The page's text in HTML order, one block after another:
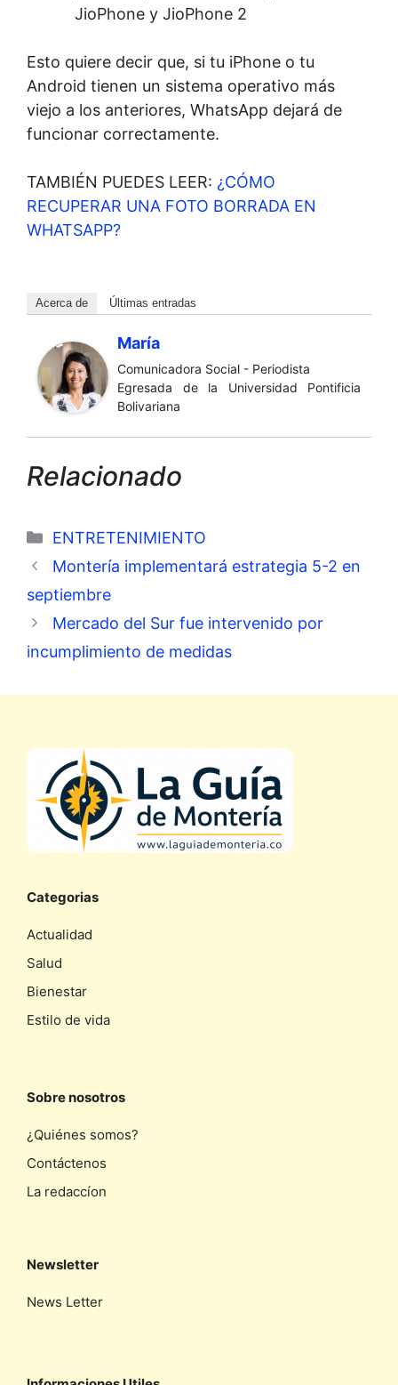
JioPhone y JioPhone 2
Esto quiere decir que, si tu iPhone o tu
Android tienen un sistema operativo más
viejo a los anteriores, WhatsApp dejará de
funcionar correctamente.
TAMBIÉN PUEDES LEER: ¿CÓMO
RECUPERAR UNA FOTO BORRADA EN
WHATSAPP?
Acerca de Últimas entradas
María
Comunicadora Social - Periodista
Egresada de la Universidad Pontificia
Bolivariana
Relacionado
Categorías
ENTRETENIMIENTO
Montería implementará estrategia 5-2 en
septiembre
Mercado del Sur fue intervenido por
incumplimiento de medidas
Categorias
Actualidad
Salud
Bienestar
Estilo de vida
Sobre nosotros
¿Quiénes somos?
Contáctenos
La redaccíon
Newsletter
News Letter